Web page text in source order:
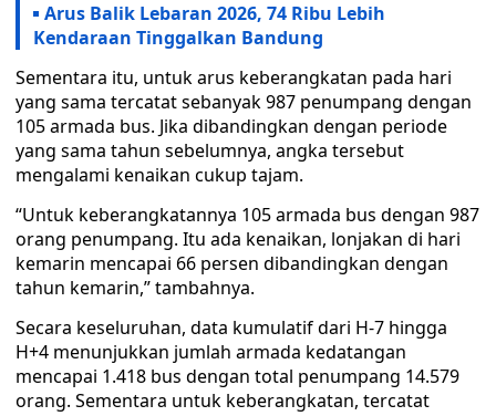
Arus Balik Lebaran 2026, 74 Ribu Lebih
Kendaraan Tinggalkan Bandung
Sementara itu, untuk arus keberangkatan pada hari
yang sama tercatat sebanyak 987 penumpang dengan
105 armada bus. Jika dibandingkan dengan periode
yang sama tahun sebelumnya, angka tersebut
mengalami kenaikan cukup tajam.
“Untuk keberangkatannya 105 armada bus dengan 987
orang penumpang. Itu ada kenaikan, lonjakan di hari
kemarin mencapai 66 persen dibandingkan dengan
tahun kemarin,” tambahnya.
Secara keseluruhan, data kumulatif dari H-7 hingga
H+4 menunjukkan jumlah armada kedatangan
mencapai 1.418 bus dengan total penumpang 14.579
orang. Sementara untuk keberangkatan, tercatat